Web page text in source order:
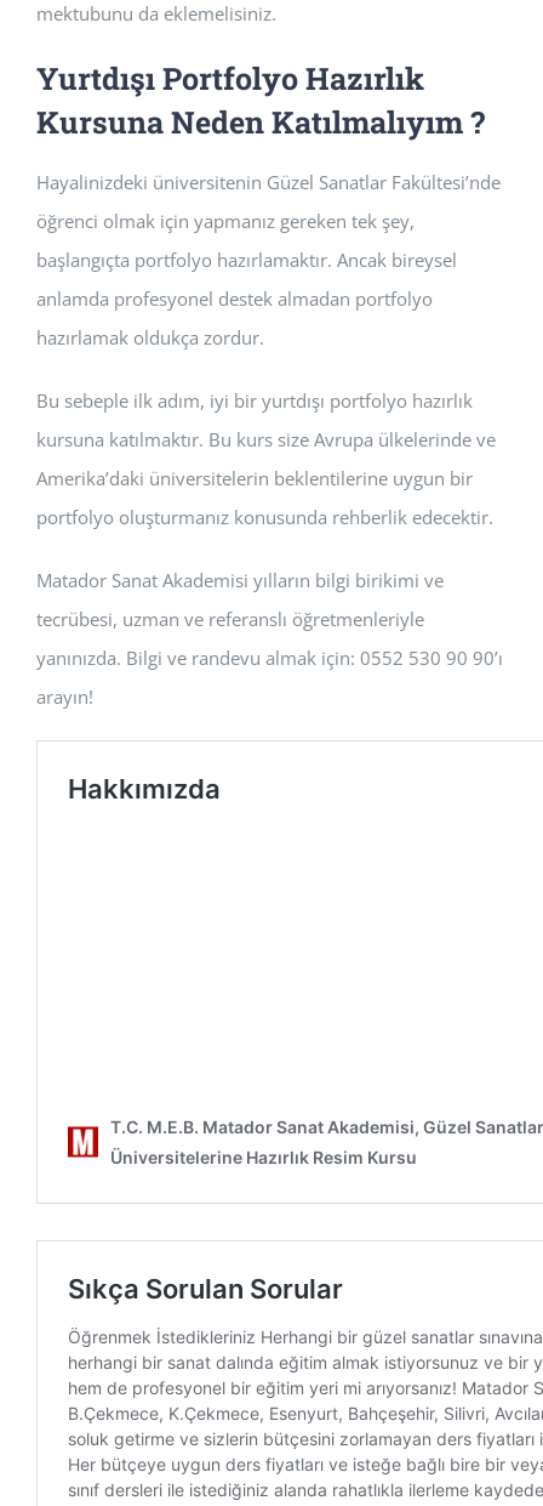
mektubunu da eklemelisiniz.
Yurtdışı Portfolyo Hazırlık
Kursuna Neden Katılmalıyım ?
Hayalinizdeki üniversitenin Güzel Sanatlar Fakültesi’nde
öğrenci olmak için yapmanız gereken tek şey,
başlangıçta portfolyo hazırlamaktır. Ancak bireysel
anlamda profesyonel destek almadan portfolyo
hazırlamak oldukça zordur.
Bu sebeple ilk adım, iyi bir yurtdışı portfolyo hazırlık
kursuna katılmaktır. Bu kurs size Avrupa ülkelerinde ve
Amerika’daki üniversitelerin beklentilerine uygun bir
portfolyo oluşturmanız konusunda rehberlik edecektir.
Matador Sanat Akademisi yılların bilgi birikimi ve
tecrübesi, uzman ve referanslı öğretmenleriyle
yanınızda. Bilgi ve randevu almak için: 0552 530 90 90’ı
arayın!